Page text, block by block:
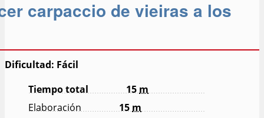
carpaccio de vieiras a los
Dificultad: Fácil
Tiempo total
15 m
Elaboración
15 m